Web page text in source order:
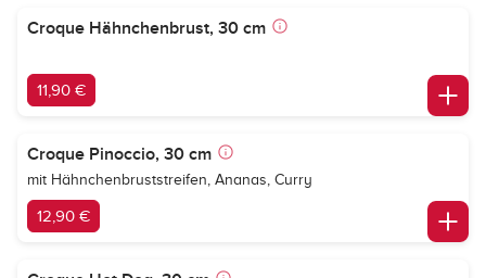
Croque Hähnchenbrust, 30 cm
11,90 €
Croque Pinoccio, 30 cm
mit Hähnchenbruststreifen, Ananas, Curry
12,90 €